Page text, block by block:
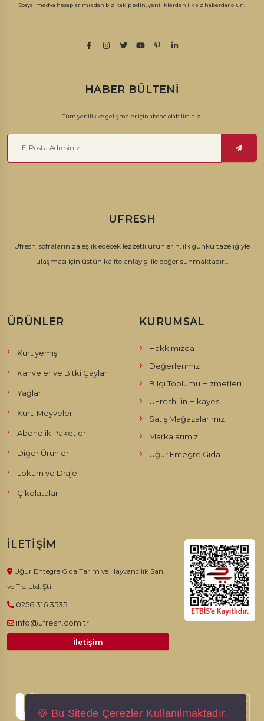
Sosyal medya hesaplarımızdan bizi takip edin, yeniliklerden ilk siz haberdar olun.
HABER BÜLTENI
Tüm yenilik ve gelişmeler için abone olabilirsiniz.
UFRESH
Ufresh, sofralarınıza eşlik edecek lezzetli ürünlerin, ilk günkü tazeliğiyle
ulaşması için üstün kalite anlayışı ile değer sunmaktadır...
ÜRÜNLER
Kuruyemiş
Kahveler ve Bitki Çayları
Yağlar
Kuru Meyveler
Abonelik Paketleri
Diğer Ürünler
Lokum ve Draje
Çikolatalar
KURUMSAL
Hakkımızda
Değerlerimiz
Bilgi Toplumu Hizmetleri
UFresh´in Hikayesi
Satış Mağazalarımız
Markalarımız
Uğur Entegre Gıda
İLETIŞIM
Uğur Entegre Gıda Tarım ve Hayvancılık San.
ve Tic. Ltd. Şti.
0256 316 3535
info@ufresh.com.tr
İletişim
© 2026, Ufresh. Tüm hakları saklıdır.
🍪 Bu Sitede Çerezler Kullanılmaktadır.